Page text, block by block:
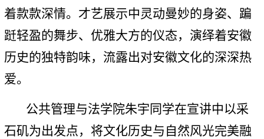
着款款深情。才艺展示中灵动曼妙的身姿、蹁
跹轻盈的舞步、优雅大方的仪态，演绎着安徽
历史的独特韵味，流露出对安徽文化的深深热
爱。
公共管理与法学院朱宇同学在宣讲中以采
石矶为出发点，将文化历史与自然风光完美融